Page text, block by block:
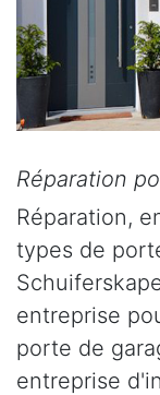
Réparation
Réparation,
types de
entreprise
porte de
entreprise